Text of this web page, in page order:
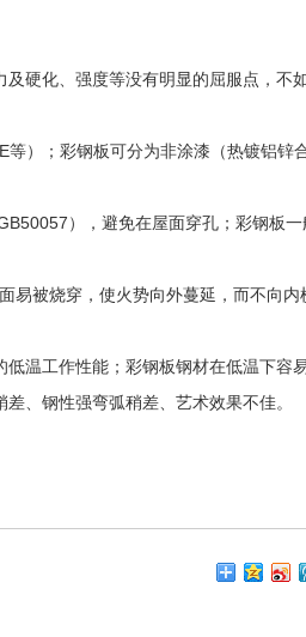
硬化、强度等没有明显的屈服点，不
）；彩钢板可分为非涂漆（热镀铝锌
），避免在屋面穿孔；彩钢板
易被烧穿，使火势向外蔓延，而不向内
温工作性能；彩钢板钢材在低温下容易
、钢性强弯弧稍差、艺术效果不佳。